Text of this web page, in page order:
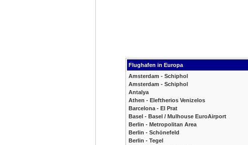
Flughafen in Europa
Amsterdam - Schiphol
Amsterdam - Schiphol
Antalya
Athen - Eleftherios Venizelos
Barcelona - El Prat
Basel - Basel / Mulhouse EuroAirport
Berlin - Metropolitan Area
Berlin - Schönefeld
Berlin - Tegel